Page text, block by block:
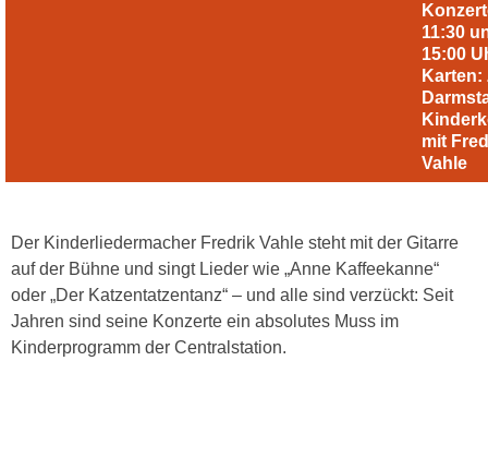
11:30
15:00
Karten:
mit
Vahle
Der Kinderliedermacher Fredrik Vahle steht mit der Gitarre
auf der Bühne und singt Lieder wie „Anne Kaffeekanne“
oder „Der Katzentatzentanz“ – und alle sind verzückt: Seit
Jahren sind seine Konzerte ein absolutes Muss im
Kinderprogramm der Centralstation.